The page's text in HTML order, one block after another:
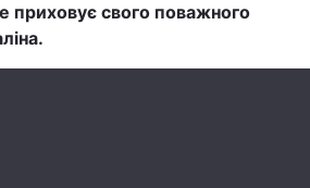
приховує свого поважного